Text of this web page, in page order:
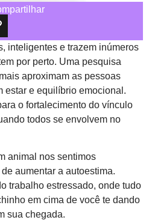
inteligentes e trazem inúmeros
por perto. Uma pesquisa
aproximam as pessoas
estar e equilíbrio emocional.
o fortalecimento do vínculo
todos se envolvem no
animal nos sentimos
aumentar a autoestima.
trabalho estressado, onde tudo
em cima de você te dando
sua chegada.